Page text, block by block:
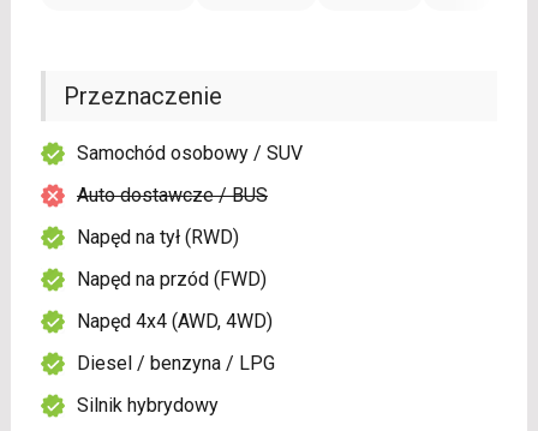
Przeznaczenie
Samochód osobowy / SUV
Auto dostawcze / BUS
Napęd na tył (RWD)
Napęd na przód (FWD)
Napęd 4x4 (AWD, 4WD)
Diesel / benzyna / LPG
Silnik hybrydowy